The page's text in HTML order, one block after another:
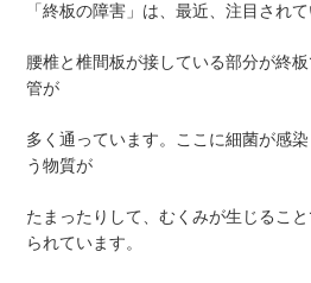
「終板の障害」は、最近、注目され
腰椎と椎間板が接している部分が終
管が
多く通っています。ここに細菌が感
う物質が
たまったりして、むくみが生じるこ
られています。